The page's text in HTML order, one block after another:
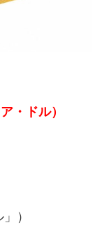
・ドル）
）